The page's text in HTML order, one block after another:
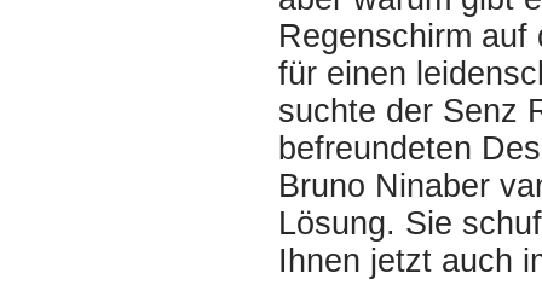
Regenschirm auf
für einen
suchte der Senz
befreundeten
Bruno Ninaber
Lösung. Sie
Ihnen jetzt auch